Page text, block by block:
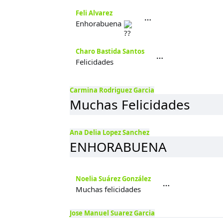
Feli Alvarez
Enhorabuena
Charo Bastida Santos
Felicidades
Carmina Rodriguez Garcia
Muchas Felicidades
Ana Delia Lopez Sanchez
ENHORABUENA
Noelia Suárez González
Muchas felicidades
Jose Manuel Suarez Garcia